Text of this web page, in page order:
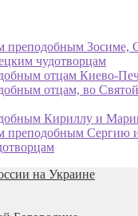
преподобным Зосиме,
чудотворцам
отцам Киево-
отцам, во
Кириллу и
преподобным Сергию
на Украине